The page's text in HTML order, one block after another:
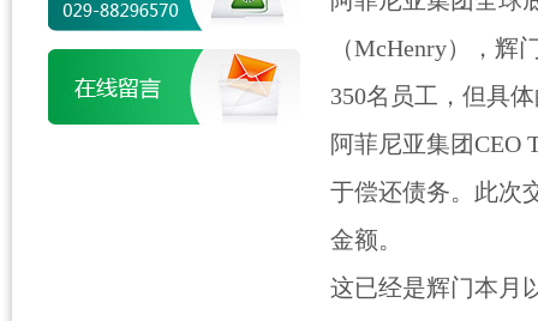
（McHenry），
350名员工，但具
阿菲尼亚集团CEO
于偿还债务。此次
金额。
这已经是辉门本月